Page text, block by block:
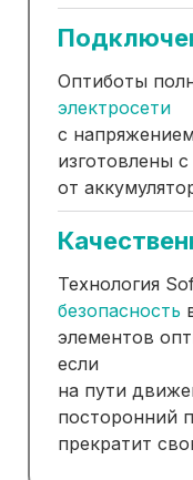
Оптиботы
электросети
с
изготовлены с
от
Технология
безопасность
элементов
если
на пути
посторонний
прекратит